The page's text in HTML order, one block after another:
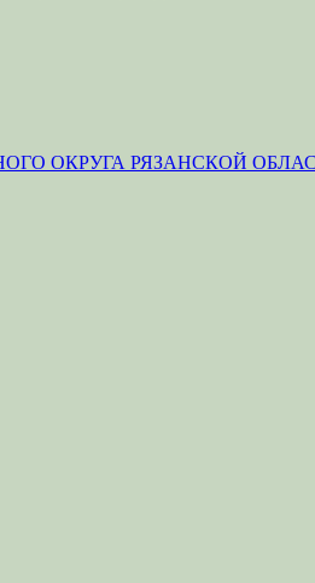
ОКРУГА РЯЗАНСКОЙ